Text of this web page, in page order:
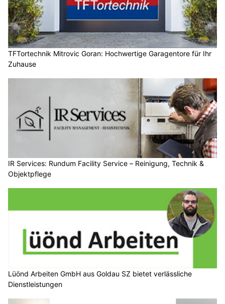
TFTortechnik Mitrovic Goran: Hochwertige Garagentore für Ihr
Zuhause
IR Services: Rundum Facility Service – Reinigung, Technik &
Objektpflege
Lüönd Arbeiten GmbH aus Goldau SZ bietet verlässliche
Dienstleistungen